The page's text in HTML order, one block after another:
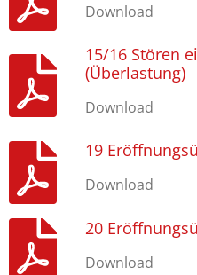
Download
15/16 Stören
(Überlastung)
Download
19
Download
20
Download